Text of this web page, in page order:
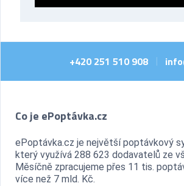
+420 251 510 908
Co je ePoptávka.cz
ePoptávka.cz je největší poptávkový
který využívá 288 623 dodavatelů ze
Měsíčně zpracujeme přes 11 tis.
více než 7 mld. Kč.